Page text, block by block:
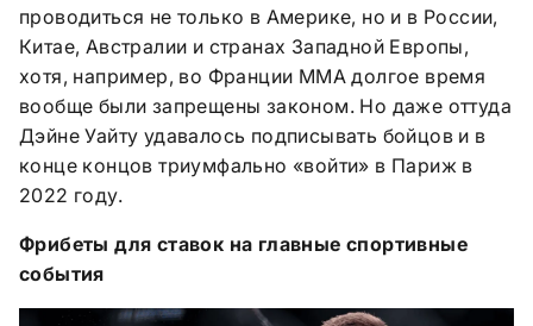
проводиться не только в Америке, но и в России,
Китае, Австралии и странах Западной Европы,
хотя, например, во Франции ММА долгое время
вообще были запрещены законом. Но даже оттуда
Дэйне Уайту удавалось подписывать бойцов и в
конце концов триумфально «войти» в Париж в
2022 году.
Фрибеты для ставок на главные спортивные
события